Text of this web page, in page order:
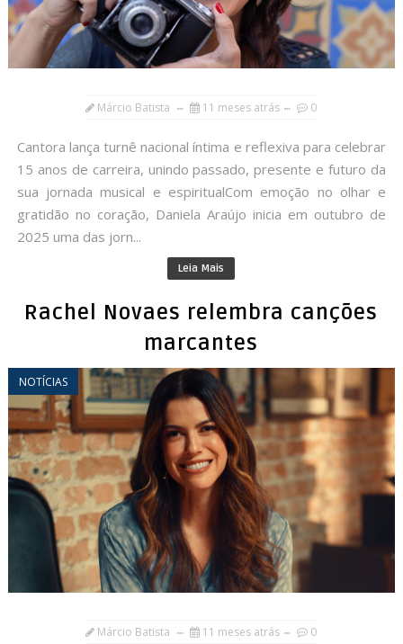
Márcio Batista 11 meses atrás 0
Cantora lança turnê nacional íntima e reflexiva para celebrar
15 anos de carreira, unindo passado, presente e futuro da
sua jornada musical e espiritualCom emoção no olhar e
gratidão no coração, Daniela Araújo inicia em outubro de
2025 uma das jorn...
Leia Mais
Rachel Novaes relembra canções
marcantes
NOTÍCIAS
Márcio Batista 11 meses atrás 0